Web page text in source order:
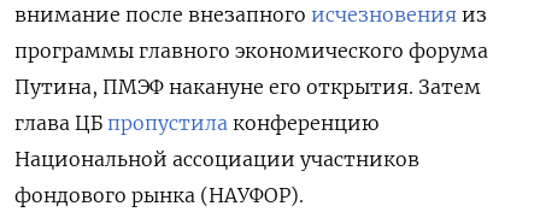
внимание после внезапного исчезновения из
программы главного экономического форума
Путина, ПМЭФ накануне его открытия. Затем
глава ЦБ пропустила конференцию
Национальной ассоциации участников
фондового рынка (НАУФОР).